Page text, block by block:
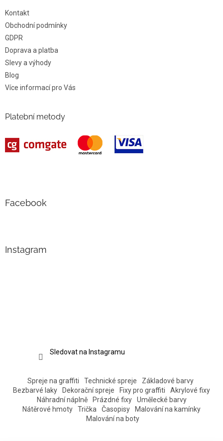
Kontakt
Obchodní podmínky
GDPR
Doprava a platba
Slevy a výhody
Blog
Více informací pro Vás
Platební metody
Facebook
Instagram
Sledovat na Instagramu
Spreje na graffiti Technické spreje
Základové barvy
Bezbarvé laky
Dekorační spreje Fixy pro graffiti
Akrylové fixy
Náhradní náplně
Prázdné fixy
Umělecké barvy
Nátěrové hmoty
Trička Časopisy
Malování na kamínky
Malování na boty